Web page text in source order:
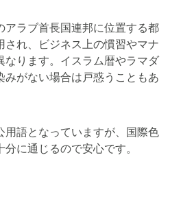
アラブ首長国連邦に位置する都
れ、ビジネス上の慣習やマナ
なります。イスラム暦やラマダ
みがない場合は戸惑うこともあ
用語となっていますが、国際色
に通じるので安心です。